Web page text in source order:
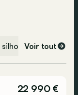
silhouette Même
Voir tout
22 990 €